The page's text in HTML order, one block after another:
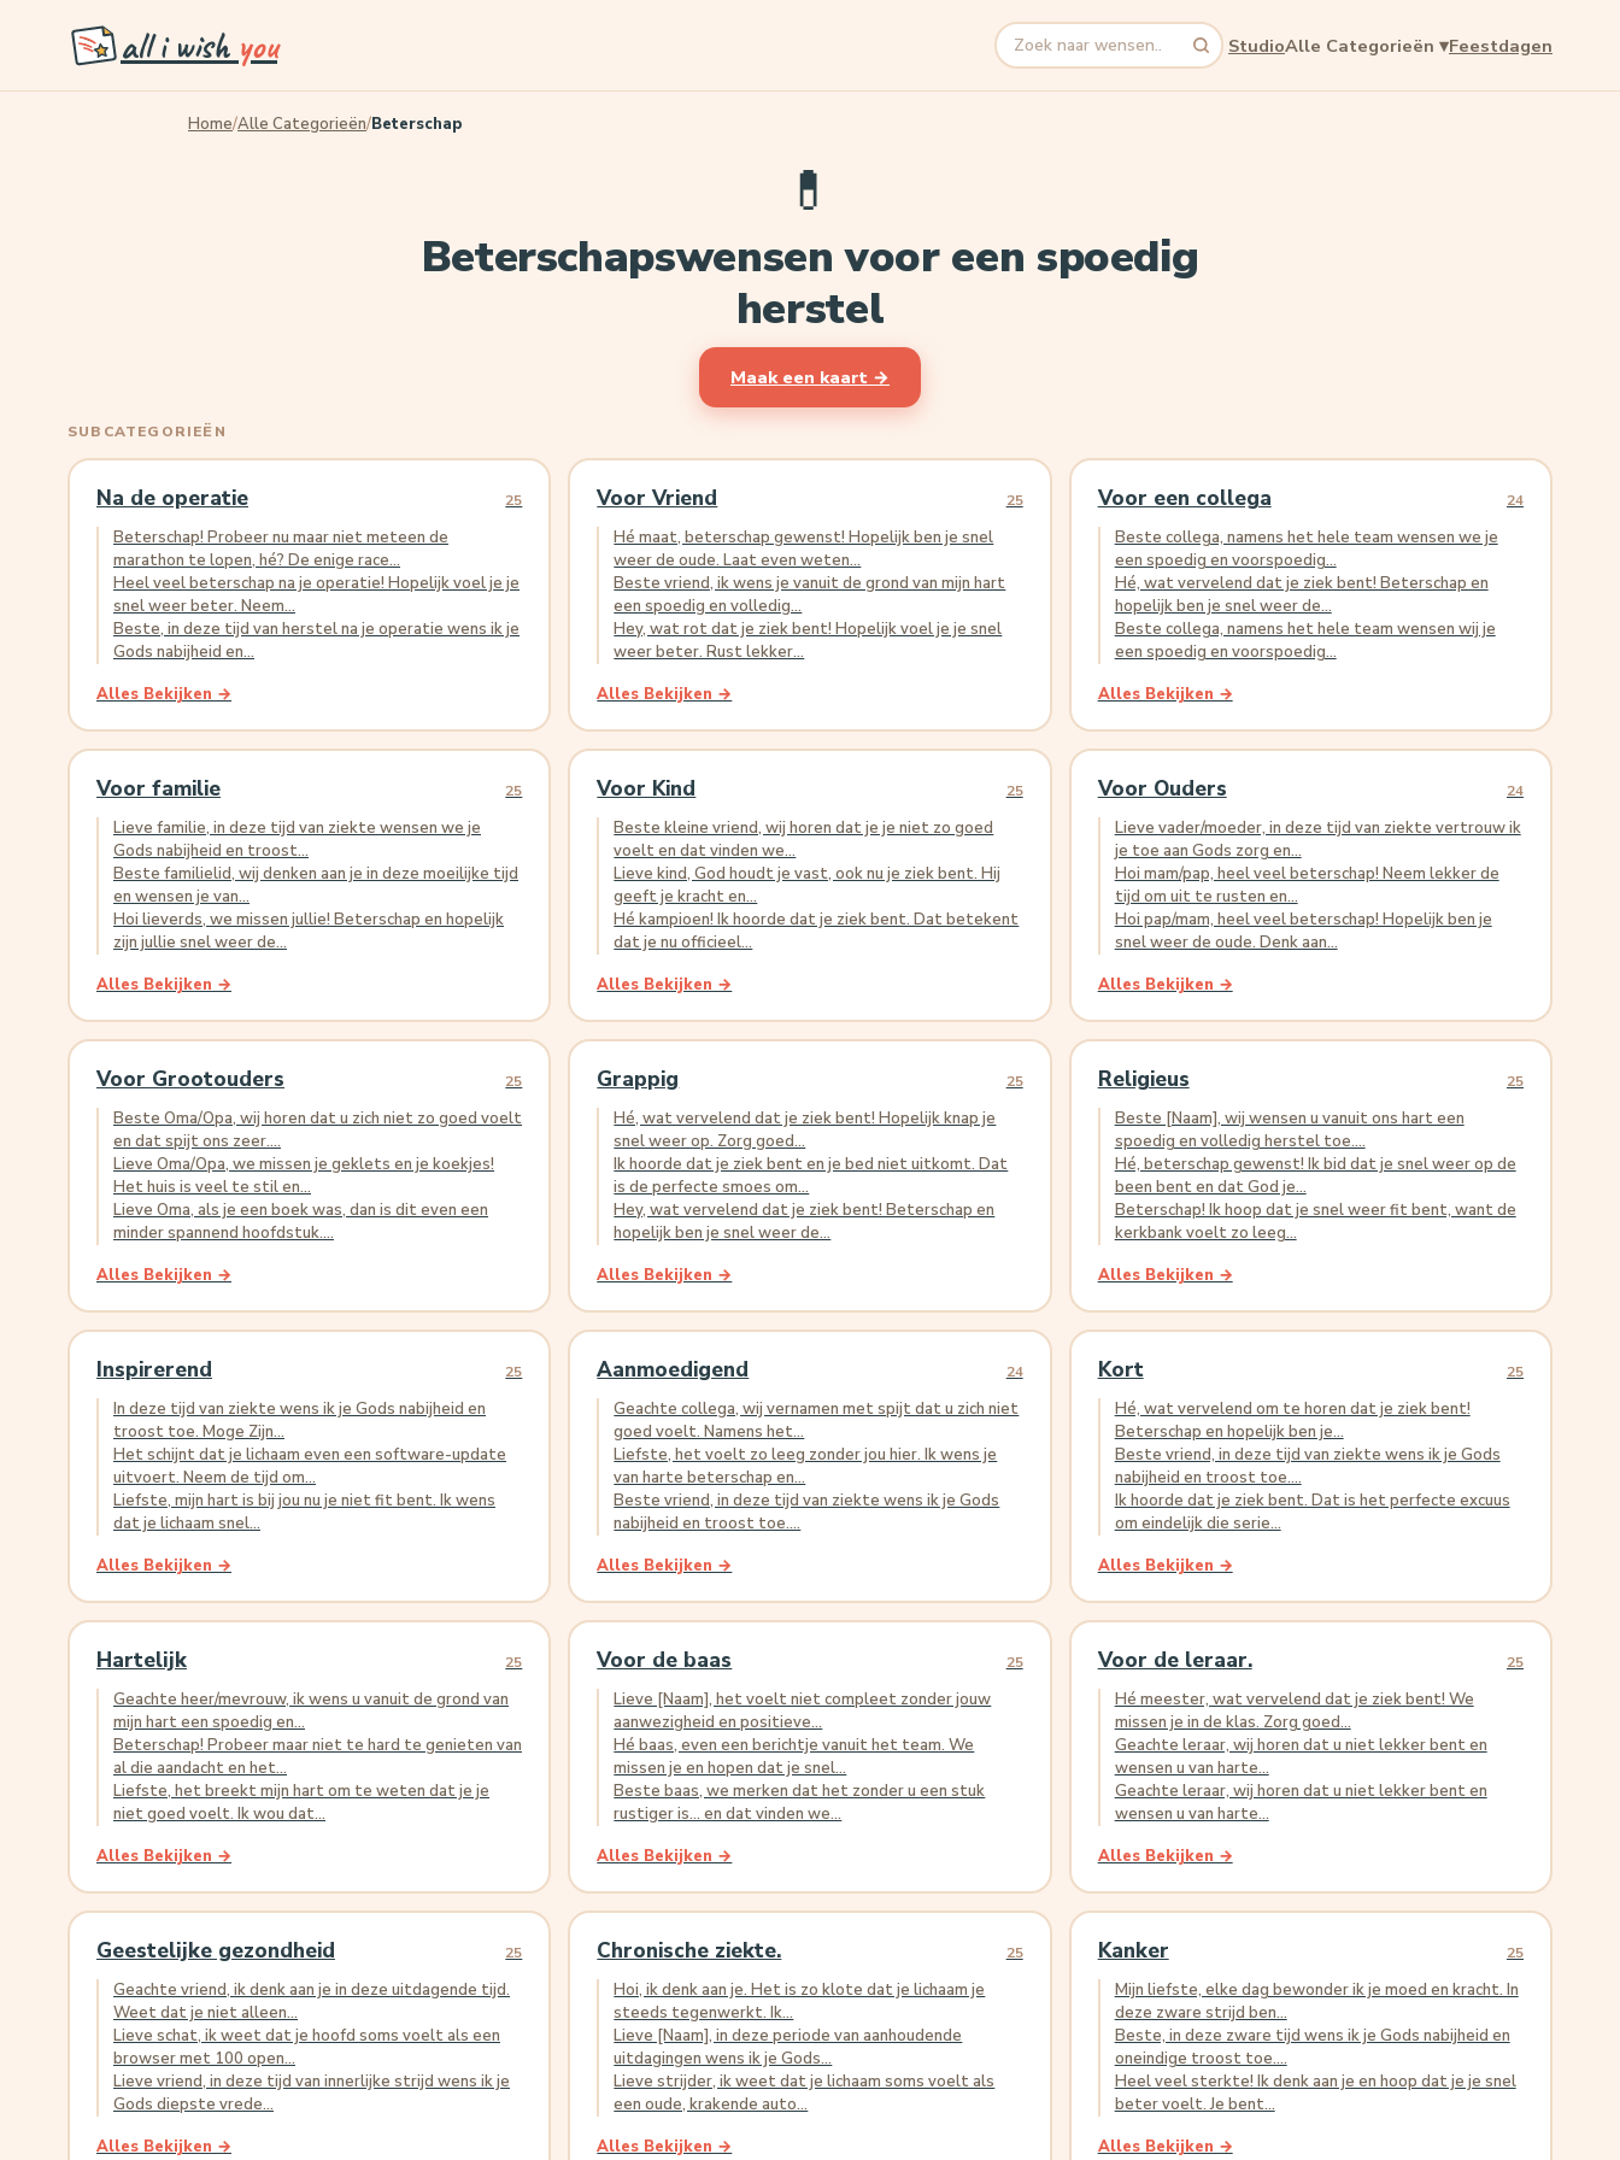
all i wish you Zoeken StudioAlle Categorieën ▾Feestdagen
Home/Alle Categorieën/Beterschap
💊
Beterschapswensen voor een spoedig
herstel
Maak een kaart →
SUBCATEGORIEËN
Na de operatie 25
Beterschap! Probeer nu maar niet meteen de
marathon te lopen, hé? De enige race...
Heel veel beterschap na je operatie! Hopelijk voel je je
snel weer beter. Neem...
Beste, in deze tijd van herstel na je operatie wens ik je
Gods nabijheid en...
Alles Bekijken →
Voor Vriend 25
Hé maat, beterschap gewenst! Hopelijk ben je snel
weer de oude. Laat even weten...
Beste vriend, ik wens je vanuit de grond van mijn hart
een spoedig en volledig...
Hey, wat rot dat je ziek bent! Hopelijk voel je je snel
weer beter. Rust lekker...
Alles Bekijken →
Voor een collega 24
Beste collega, namens het hele team wensen we je
een spoedig en voorspoedig...
Hé, wat vervelend dat je ziek bent! Beterschap en
hopelijk ben je snel weer de...
Beste collega, namens het hele team wensen wij je
een spoedig en voorspoedig...
Alles Bekijken →
Voor familie 25
Lieve familie, in deze tijd van ziekte wensen we je
Gods nabijheid en troost...
Beste familielid, wij denken aan je in deze moeilijke tijd
en wensen je van...
Hoi lieverds, we missen jullie! Beterschap en hopelijk
zijn jullie snel weer de...
Alles Bekijken →
Voor Kind 25
Beste kleine vriend, wij horen dat je je niet zo goed
voelt en dat vinden we...
Lieve kind, God houdt je vast, ook nu je ziek bent. Hij
geeft je kracht en...
Hé kampioen! Ik hoorde dat je ziek bent. Dat betekent
dat je nu officieel...
Alles Bekijken →
Voor Ouders 24
Lieve vader/moeder, in deze tijd van ziekte vertrouw ik
je toe aan Gods zorg en...
Hoi mam/pap, heel veel beterschap! Neem lekker de
tijd om uit te rusten en...
Hoi pap/mam, heel veel beterschap! Hopelijk ben je
snel weer de oude. Denk aan...
Alles Bekijken →
Voor Grootouders 25
Beste Oma/Opa, wij horen dat u zich niet zo goed voelt
en dat spijt ons zeer....
Lieve Oma/Opa, we missen je geklets en je koekjes!
Het huis is veel te stil en...
Lieve Oma, als je een boek was, dan is dit even een
minder spannend hoofdstuk....
Alles Bekijken →
Grappig 25
Hé, wat vervelend dat je ziek bent! Hopelijk knap je
snel weer op. Zorg goed...
Ik hoorde dat je ziek bent en je bed niet uitkomt. Dat
is de perfecte smoes om...
Hey, wat vervelend dat je ziek bent! Beterschap en
hopelijk ben je snel weer de...
Alles Bekijken →
Religieus 25
Beste [Naam], wij wensen u vanuit ons hart een
spoedig en volledig herstel toe....
Hé, beterschap gewenst! Ik bid dat je snel weer op de
been bent en dat God je...
Beterschap! Ik hoop dat je snel weer fit bent, want de
kerkbank voelt zo leeg...
Alles Bekijken →
Inspirerend 25
In deze tijd van ziekte wens ik je Gods nabijheid en
troost toe. Moge Zijn...
Het schijnt dat je lichaam even een software-update
uitvoert. Neem de tijd om...
Liefste, mijn hart is bij jou nu je niet fit bent. Ik wens
dat je lichaam snel...
Alles Bekijken →
Aanmoedigend 24
Geachte collega, wij vernamen met spijt dat u zich niet
goed voelt. Namens het...
Liefste, het voelt zo leeg zonder jou hier. Ik wens je
van harte beterschap en...
Beste vriend, in deze tijd van ziekte wens ik je Gods
nabijheid en troost toe....
Alles Bekijken →
Kort 25
Hé, wat vervelend om te horen dat je ziek bent!
Beterschap en hopelijk ben je...
Beste vriend, in deze tijd van ziekte wens ik je Gods
nabijheid en troost toe....
Ik hoorde dat je ziek bent. Dat is het perfecte excuus
om eindelijk die serie...
Alles Bekijken →
Hartelijk 25
Geachte heer/mevrouw, ik wens u vanuit de grond van
mijn hart een spoedig en...
Beterschap! Probeer maar niet te hard te genieten van
al die aandacht en het...
Liefste, het breekt mijn hart om te weten dat je je
niet goed voelt. Ik wou dat...
Alles Bekijken →
Voor de baas 25
Lieve [Naam], het voelt niet compleet zonder jouw
aanwezigheid en positieve...
Hé baas, even een berichtje vanuit het team. We
missen je en hopen dat je snel...
Beste baas, we merken dat het zonder u een stuk
rustiger is... en dat vinden we...
Alles Bekijken →
Voor de leraar. 25
Hé meester, wat vervelend dat je ziek bent! We
missen je in de klas. Zorg goed...
Geachte leraar, wij horen dat u niet lekker bent en
wensen u van harte...
Geachte leraar, wij horen dat u niet lekker bent en
wensen u van harte...
Alles Bekijken →
Geestelijke gezondheid 25
Geachte vriend, ik denk aan je in deze uitdagende tijd.
Weet dat je niet alleen...
Lieve schat, ik weet dat je hoofd soms voelt als een
browser met 100 open...
Lieve vriend, in deze tijd van innerlijke strijd wens ik je
Gods diepste vrede...
Alles Bekijken →
Chronische ziekte. 25
Hoi, ik denk aan je. Het is zo klote dat je lichaam je
steeds tegenwerkt. Ik...
Lieve [Naam], in deze periode van aanhoudende
uitdagingen wens ik je Gods...
Lieve strijder, ik weet dat je lichaam soms voelt als
een oude, krakende auto...
Alles Bekijken →
Kanker 25
Mijn liefste, elke dag bewonder ik je moed en kracht. In
deze zware strijd ben...
Beste, in deze zware tijd wens ik je Gods nabijheid en
oneindige troost toe....
Heel veel sterkte! Ik denk aan je en hoop dat je je snel
beter voelt. Je bent...
Alles Bekijken →